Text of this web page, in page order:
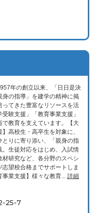
年の創立以来、「日日是決
身の指導」を建学の精神に掲
ってきた豊富なリソースを活
験支援」「教育事業支援」
で教育を支えています。【大
高校生・高卒生を対象に、
とりに寄り添い、「親身の指
。生徒対応をはじめ、入試情
材研究など、各分野のスペシ
志望校合格までサポートしま
事業支援】様々な教育... 詳細
25-7